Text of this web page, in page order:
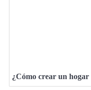
¿Cómo crear un